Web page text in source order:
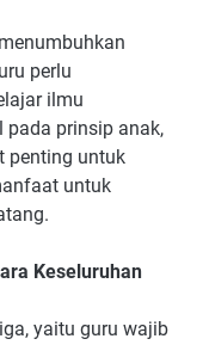
perlu
ilmu
pada prinsip anak,
penting untuk
untuk
Keseluruhan
yaitu guru wajib